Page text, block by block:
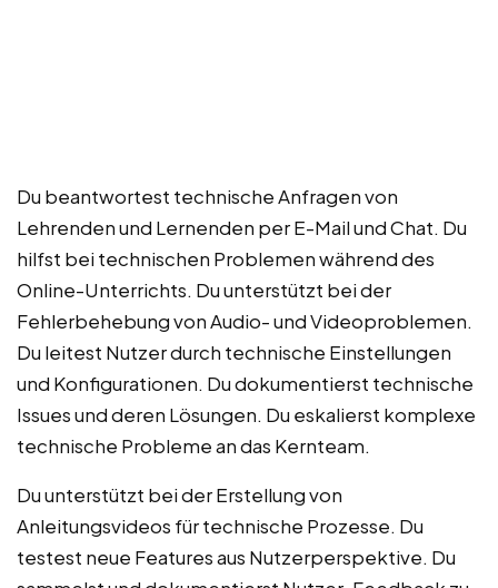
Du beantwortest technische Anfragen von
Lehrenden und Lernenden per E-Mail und Chat. Du
hilfst bei technischen Problemen während des
Online-Unterrichts. Du unterstützt bei der
Fehlerbehebung von Audio- und Videoproblemen.
Du leitest Nutzer durch technische Einstellungen
und Konfigurationen. Du dokumentierst technische
Issues und deren Lösungen. Du eskalierst komplexe
technische Probleme an das Kernteam.
Du unterstützt bei der Erstellung von
Anleitungsvideos für technische Prozesse. Du
testest neue Features aus Nutzerperspektive. Du